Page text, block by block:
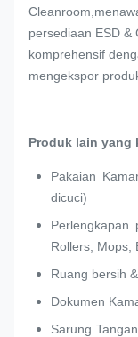
persediaan ESD &
komprehensif
mengekspor
Produk lain yang
Pakaian
dicuci)
Perlengkapan
Rollers, Mops,
Ruang bersih
Dokumen
Sarung